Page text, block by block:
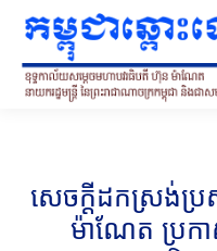
សេចក្តីដកស្រង់ប្
ម៉ាណែត ប្រក